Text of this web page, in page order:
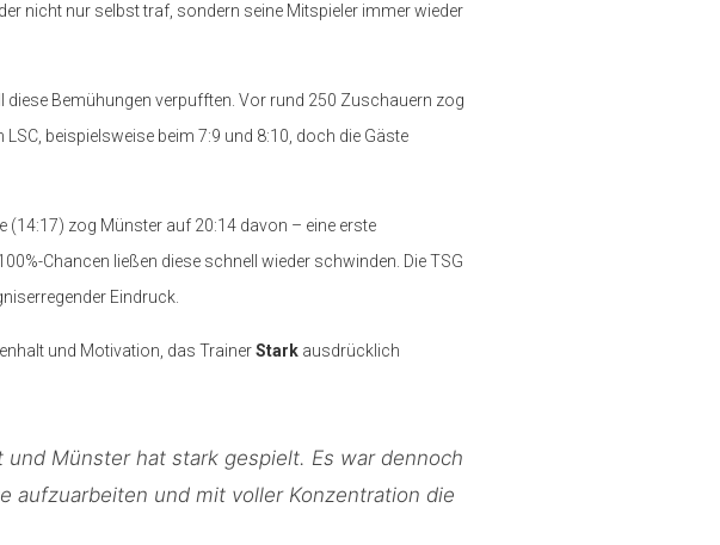
nicht nur selbst traf, sondern seine Mitspieler immer wieder
Bemühungen verpufften. Vor rund 250 Zuschauern zog
beispielsweise beim 7:9 und 8:10, doch die Gäste
(14:17) zog Münster auf 20:14 davon – eine erste
Chancen ließen diese schnell wieder schwinden. Die TSG
Eindruck.
und Motivation, das TrainerStark ausdrücklich
Münster hat stark gespielt. Es war dennoch
aufzuarbeiten und mit voller Konzentration die